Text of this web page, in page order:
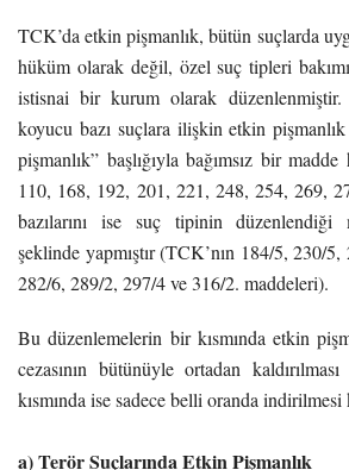
TCK’da etkin pişmanlık, bütün suçlarda
hüküm olarak değil, özel suç tipleri
istisnai bir kurum olarak
koyucu bazı suçlara ilişkin etkin
pişmanlık” başlığıyla bağımsız bir
110, 168, 192, 201, 221, 248, 254, 269,
bazılarını ise suç tipinin düzenlendiği
şeklinde yapmıştır (TCK’nın 184/5, 230/
282/6, 289/2, 297/4 ve 316/2. maddeleri).
Bu düzenlemelerin bir kısmında etkin
cezasının bütünüyle ortadan
kısmında ise sadece belli oranda
a) Terör Suçlarında Etkin Pişmanlık